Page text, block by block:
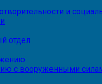
и
отдел
с вооруженными